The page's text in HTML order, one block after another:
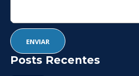
Posts Recentes